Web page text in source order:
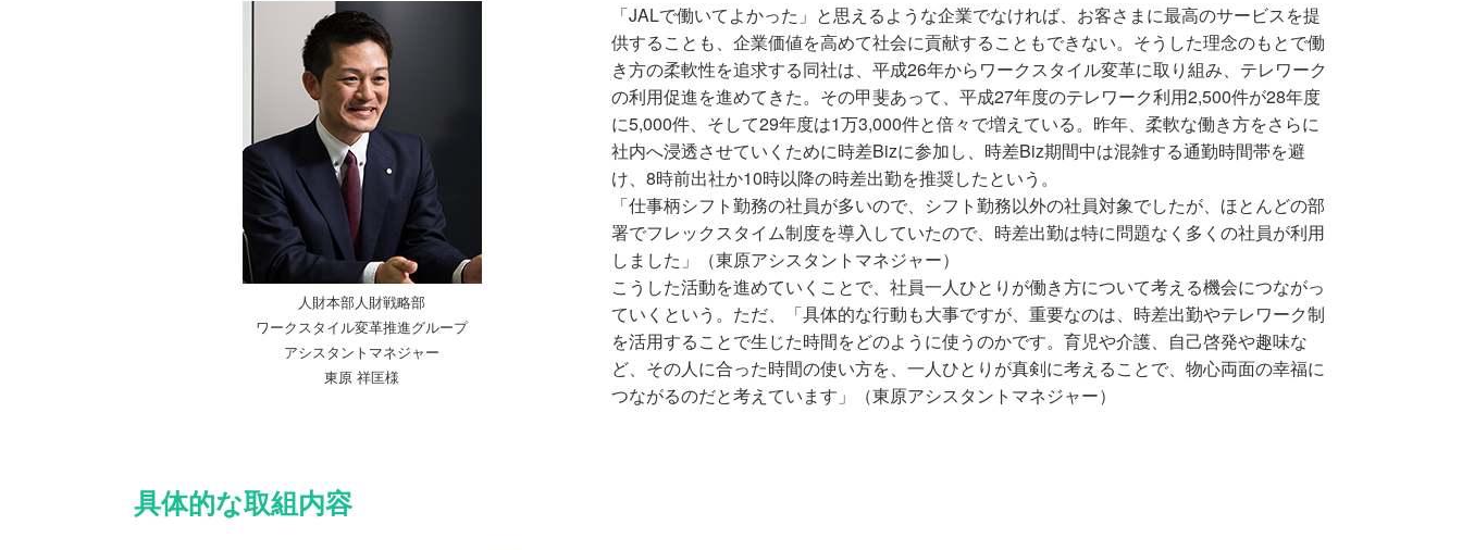
人財本部人財戦略部
ワークスタイル変革推進グループ
アシスタントマネジャー
東原 祥匡様
「JALで働いてよかった」と思えるような企業でなければ、お客さまに最高のサービスを提
供することも、企業価値を高めて社会に貢献することもできない。そうした理念のもとで働
き方の柔軟性を追求する同社は、平成26年からワークスタイル変革に取り組み、テレワーク
の利用促進を進めてきた。その甲斐あって、平成27年度のテレワーク利用2,500件が28年度
に5,000件、そして29年度は1万3,000件と倍々で増えている。昨年、柔軟な働き方をさらに
社内へ浸透させていくために時差Bizに参加し、時差Biz期間中は混雑する通勤時間帯を避
け、8時前出社か10時以降の時差出勤を推奨したという。
「仕事柄シフト勤務の社員が多いので、シフト勤務以外の社員対象でしたが、ほとんどの部
署でフレックスタイム制度を導入していたので、時差出勤は特に問題なく多くの社員が利用
しました」（東原アシスタントマネジャー）
こうした活動を進めていくことで、社員一人ひとりが働き方について考える機会につながっ
ていくという。ただ、「具体的な行動も大事ですが、重要なのは、時差出勤やテレワーク制
を活用することで生じた時間をどのように使うのかです。育児や介護、自己啓発や趣味な
ど、その人に合った時間の使い方を、一人ひとりが真剣に考えることで、物心両面の幸福に
つながるのだと考えています」（東原アシスタントマネジャー）
具体的な取組内容